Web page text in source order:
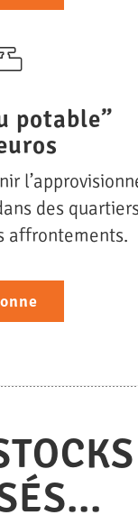
potable”
des
affrontements.